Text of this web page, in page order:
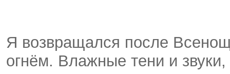
Я возвращался после
огнём. Влажные тени и